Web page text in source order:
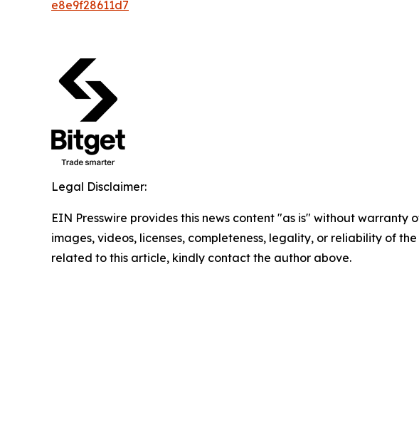
e8e9f28611d7
Legal Disclaimer:
EIN Presswire provides this news content "as is" without
images, videos, licenses, completeness, legality, or reliability of
related to this article, kindly contact the author above.